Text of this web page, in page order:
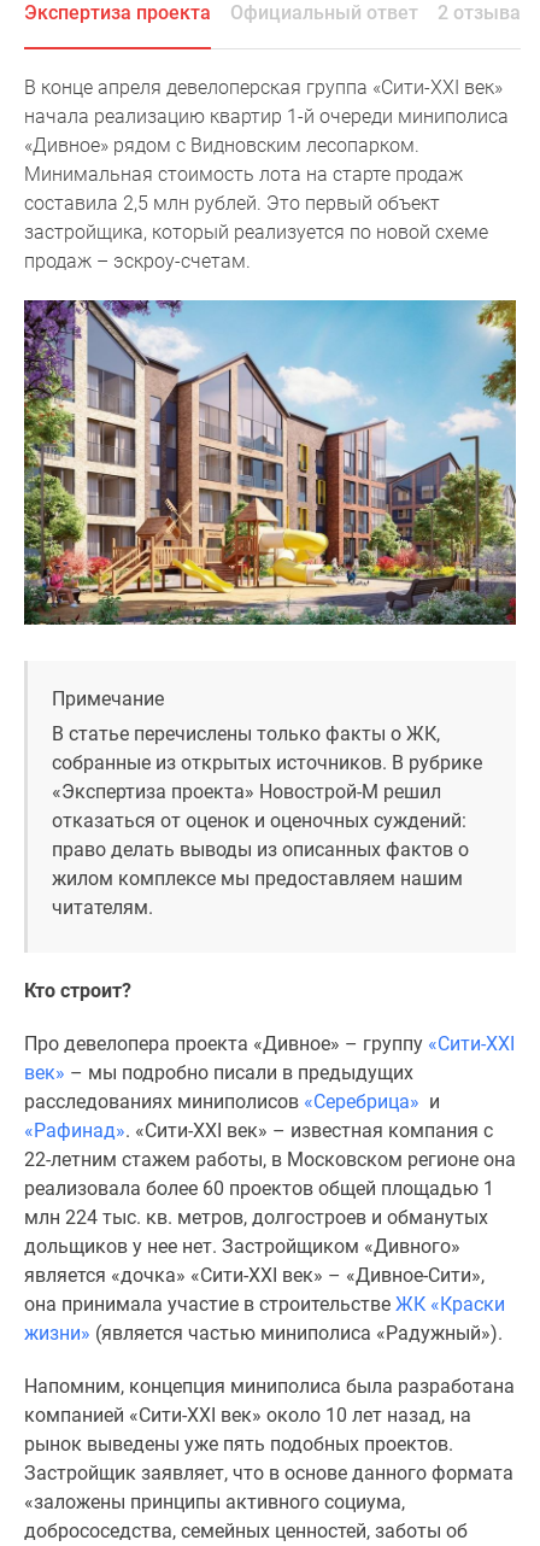
Специальные
предложения
Коммерческие
помещения
Продавцы
застройщики
Панорамы
новостроек
новостроек
Экспертиза
новостроек
Экология
Москвы
Подмосковья
Студии
комнатные
комнатные
Квартиры
Семейная
ипотека
Банки
программы
Медиа
Новости
недвижимости
Мнение
эксперта
Аналитика
рынка
Покупателю
Экспертиза
новостроек
авторы
проекте
Контакты
Реклама
Экспертиза проекта Официальный ответ 2 отзыва
В конце апреля девелоперская группа «Сити-XXI век»
начала реализацию квартир 1-й очереди миниполиса
«Дивное» рядом с Видновским лесопарком.
Минимальная стоимость лота на старте продаж
составила 2,5 млн рублей. Это первый объект
застройщика, который реализуется по новой схеме
продаж – эскроу-счетам.
Примечание
В статье перечислены только факты о ЖК,
собранные из открытых источников. В рубрике
«Экспертиза проекта» Новострой-М решил
отказаться от оценок и оценочных суждений:
право делать выводы из описанных фактов о
жилом комплексе мы предоставляем нашим
читателям.
Кто строит?
Про девелопера проекта «Дивное» – группу «Сити-XXI
век» – мы подробно писали в предыдущих
расследованиях миниполисов «Серебрица» и
«Рафинад». «Сити-XXI век» – известная компания с
22-летним стажем работы, в Московском регионе она
реализовала более 60 проектов общей площадью 1
млн 224 тыс. кв. метров, долгостроев и обманутых
дольщиков у нее нет. Застройщиком «Дивного»
является «дочка» «Сити-XXI век» – «Дивное-Сити»,
она принимала участие в строительстве ЖК «Краски
жизни» (является частью миниполиса «Радужный»).
Напомним, концепция миниполиса была разработана
компанией «Сити-XXI век» около 10 лет назад, на
рынок выведены уже пять подобных проектов.
Застройщик заявляет, что в основе данного формата
«заложены принципы активного социума,
добрососедства, семейных ценностей, заботы об